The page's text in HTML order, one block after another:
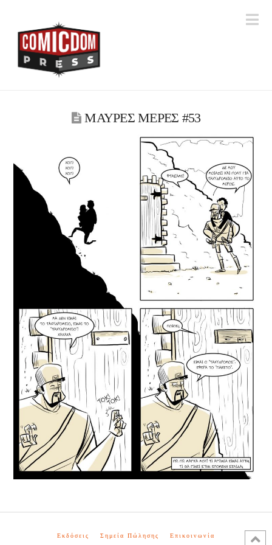
ΜΑΥΡΕΣ ΜΕΡΕΣ #53
Εκδόσεις Σημεία Πώλησης Επικοινωνία